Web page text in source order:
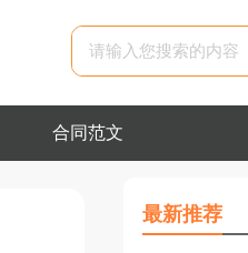
合同范文
最新推荐